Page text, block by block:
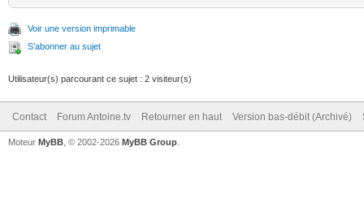
Voir une version imprimable
S’abonner au sujet
Utilisateur(s) parcourant ce sujet : 2 visiteur(s)
Contact Forum Antoine.tv Retourner en haut Version bas-débit (Archivé)
Moteur MyBB , © 2002-2026 MyBB Group